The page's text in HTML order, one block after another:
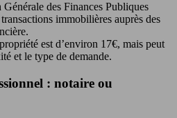
des Finances Publiques
immobilières auprès des
est d’environ 17€, mais peut
et le type de demande.
: notaire ou